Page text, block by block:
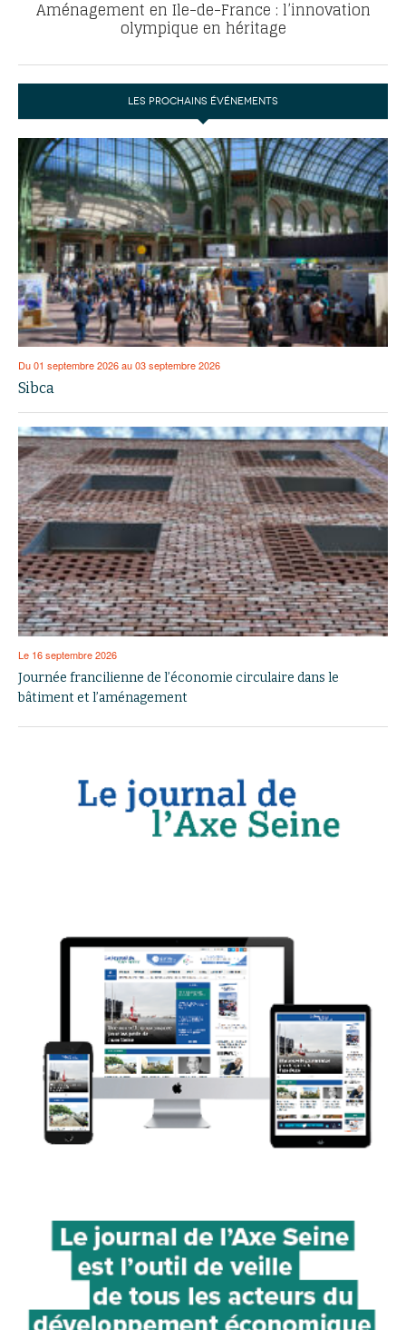
Aménagement en Ile-de-France : l’innovation
olympique en héritage
LES PROCHAINS ÉVÉNEMENTS
Du 01 septembre 2026 au 03 septembre 2026
Sibca
Le 16 septembre 2026
Journée francilienne de l’économie circulaire dans le
bâtiment et l’aménagement